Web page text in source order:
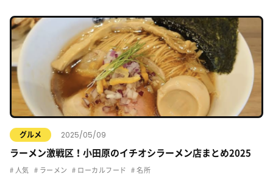
グルメ 2025/05/09
ラーメン激戦区！小田原のイチオシラーメン店まとめ2025
人気 ラーメン ローカルフード 名所